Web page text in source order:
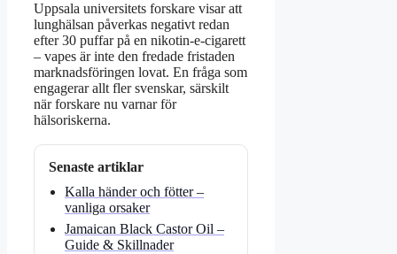
Uppsala universitets forskare visar att
lunghälsan påverkas negativt redan
efter 30 puffar på en nikotin-e-cigarett
– vapes är inte den fredade fristaden
marknadsföringen lovat. En fråga som
engagerar allt fler svenskar, särskilt
när forskare nu varnar för
hälsoriskerna.
Senaste artiklar
Kalla händer och fötter –
vanliga orsaker
Jamaican Black Castor Oil –
Guide & Skillnader